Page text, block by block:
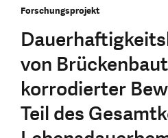
Forschungsprojekt
von
korrodierter
Teil des